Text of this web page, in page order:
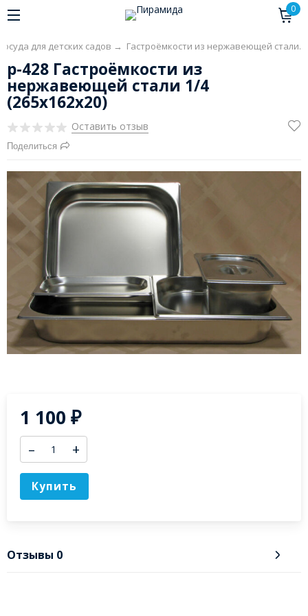
0
для детских садов → Гастроёмкости из нержавеющей стали.
р-428 Гастроёмкости из
нержавеющей стали 1/4
(265х162х20)
Оставить отзыв
Поделиться
1 100₽
– +
Купить
Отзывы 0